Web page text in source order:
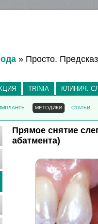
» Просто.
TRINIA КЛИНИЧ.
МЕТОДИКИ СТАТЬИ
Прямое снятие
абатмента)